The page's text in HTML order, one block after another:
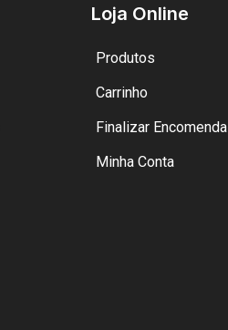
Loja Online
Produtos
Carrinho
Finalizar Encomenda
Minha Conta